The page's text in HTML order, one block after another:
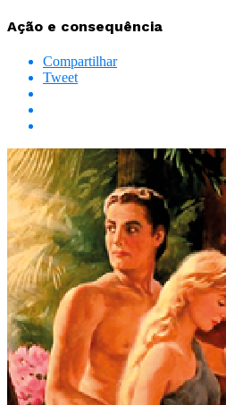
Ação e consequência
Compartilhar
Tweet